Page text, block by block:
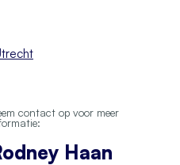
contact op voor meer
Haan